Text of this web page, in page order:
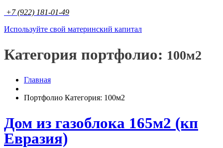
+7 (922) 181-01-49
Используйте свой материнский капитал
Категория портфолио: 100м2
Главная
Портфолио Категория: 100м2
Дом из газоблока 165м2 (кп
Евразия)